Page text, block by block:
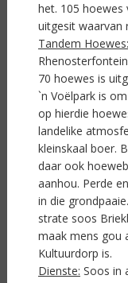
het. 105 hoewes
uitgesit waarvan
Tandem Hoewes:
70 hoewes is
`n Voëlpark is
op hierdie
landelike
kleinskaal boer.
daar ook
aanhou. Perde
in die
strate soos
maak mens gou
Kultuurdorp is.
Dienste: Soos in